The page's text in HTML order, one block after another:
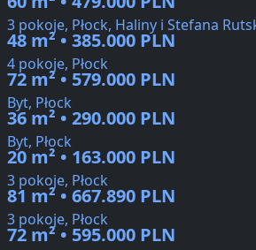
3 pokoje, Płock, Haliny i Stefana
48 m² • 385.000 PLN
4 pokoje, Płock
72 m² • 579.000 PLN
Byt, Płock
36 m² • 290.000 PLN
Byt, Płock
20 m² • 163.000 PLN
3 pokoje, Płock
81 m² • 667.890 PLN
3 pokoje, Płock
72 m² • 595.000 PLN